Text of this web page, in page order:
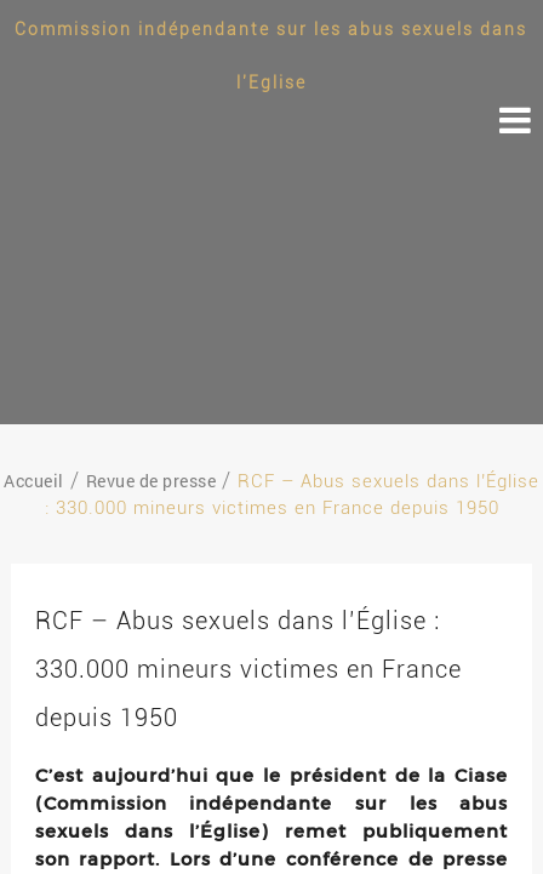
Commission indépendante sur les abus sexuels dans
l'Eglise
Accueil Revue de presse
RCF – Abus sexuels dans l’Église
: 330.000 mineurs victimes en France depuis 1950
RCF – Abus sexuels dans l’Église :
330.000 mineurs victimes en France
depuis 1950
C’est aujourd’hui que le président de la Ciase
(Commission indépendante sur les abus
sexuels dans l’Église) remet publiquement
son rapport. Lors d’une conférence de presse